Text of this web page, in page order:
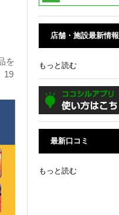
を
19
店舗・施設最新情報
もっと読む
最新口コミ
もっと読む